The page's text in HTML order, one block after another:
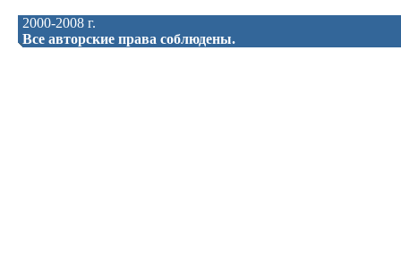
2000-2008 г.
Все авторские права соблюдены.